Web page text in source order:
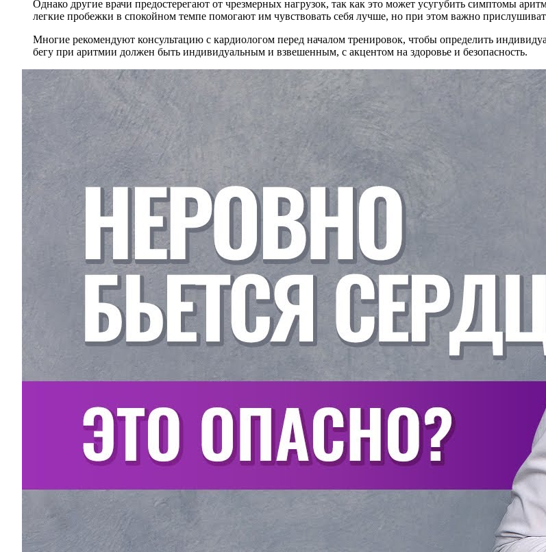
Однако другие врачи предостерегают от чрезмерных нагрузок, так как это может усугубить симптомы
легкие пробежки в спокойном темпе помогают им чувствовать себя лучше, но при этом важно
Многие рекомендуют консультацию с кардиологом перед началом тренировок, чтобы определить
бегу при аритмии должен быть индивидуальным и взвешенным, с акцентом на здоровье и безопасность.